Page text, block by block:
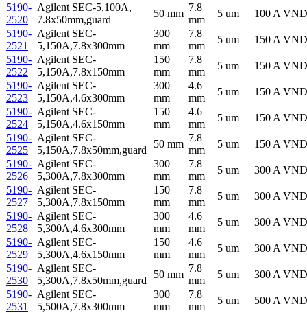
5190-
2520
Agilent SEC-5,100A,
7.8x50mm,guard
50 mm
7.8
mm
5 um 100 A VND
5190-
2521
Agilent SEC-
5,150A,7.8x300mm
300
mm
7.8
mm
5 um 150 A VND
5190-
2522
Agilent SEC-
5,150A,7.8x150mm
150
mm
7.8
mm
5 um 150 A VND
5190-
2523
Agilent SEC-
5,150A,4.6x300mm
300
mm
4.6
mm
5 um 150 A VND
5190-
2524
Agilent SEC-
5,150A,4.6x150mm
150
mm
4.6
mm
5 um 150 A VND
5190-
2525
Agilent SEC-
5,150A,7.8x50mm,guard
50 mm
7.8
mm
5 um 150 A VND
5190-
2526
Agilent SEC-
5,300A,7.8x300mm
300
mm
7.8
mm
5 um 300 A VND
5190-
2527
Agilent SEC-
5,300A,7.8x150mm
150
mm
7.8
mm
5 um 300 A VND
5190-
2528
Agilent SEC-
5,300A,4.6x300mm
300
mm
4.6
mm
5 um 300 A VND
5190-
2529
Agilent SEC-
5,300A,4.6x150mm
150
mm
4.6
mm
5 um 300 A VND
5190-
2530
Agilent SEC-
5,300A,7.8x50mm,guard
50 mm
7.8
mm
5 um 300 A VND
5190-
2531
Agilent SEC-
5,500A,7.8x300mm
300
mm
7.8
mm
5 um 500 A VND